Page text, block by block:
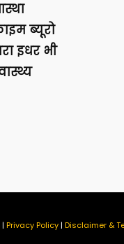
ब्यूरो
इधर भी
| Privacy Policy| Disclaimer &